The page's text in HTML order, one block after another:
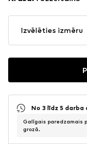
Izvēlēties izmēru
No 3 līdz 5 darba
Galīgais paredzamais
grozā.